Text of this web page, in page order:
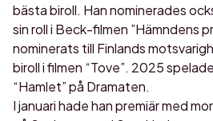
bästa biroll. Han nominerades
sin roll i Beck-filmen ”Hämndens
nominerats till Finlands
biroll i filmen “Tove”. 2025
“Hamlet” på Dramaten.
I januari hade han premiär med